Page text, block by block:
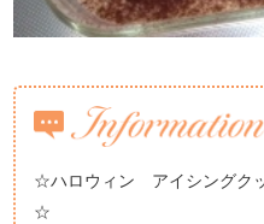
☆ハロウィン アイシングク
☆